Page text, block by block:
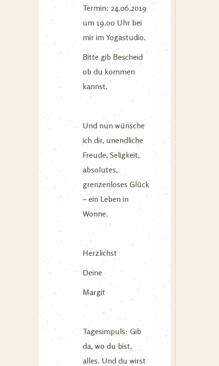
Termin: 24.06.2019
um 19.00 Uhr bei
mir im Yogastudio.
Bitte gib Bescheid
ob du kommen
kannst.
Und nun wünsche
ich dir, unendliche
Freude, Seligkeit,
absolutes,
grenzenloses Glück
– ein Leben in
Wonne.
Herzlichst
Deine
Margit
Tagesimpuls: Gib
da, wo du bist,
alles. Und du wirst